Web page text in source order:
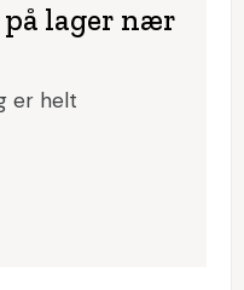
lager nær
er helt